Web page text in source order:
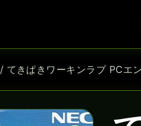
/ てきぱきワーキンラブ PCエ